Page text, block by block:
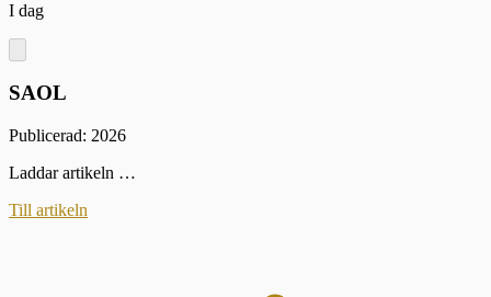
I dag
SAOL
Publicerad: 2026
Laddar artikeln …
Till artikeln